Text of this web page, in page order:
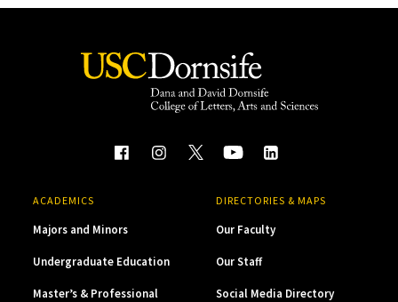
ACADEMICS
Majors and Minors
Undergraduate Education
Master’s & Professional
DIRECTORIES & MAPS
Our Faculty
Our Staff
Social Media Directory